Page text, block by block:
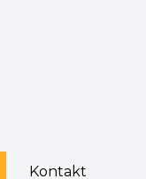
Kontakt